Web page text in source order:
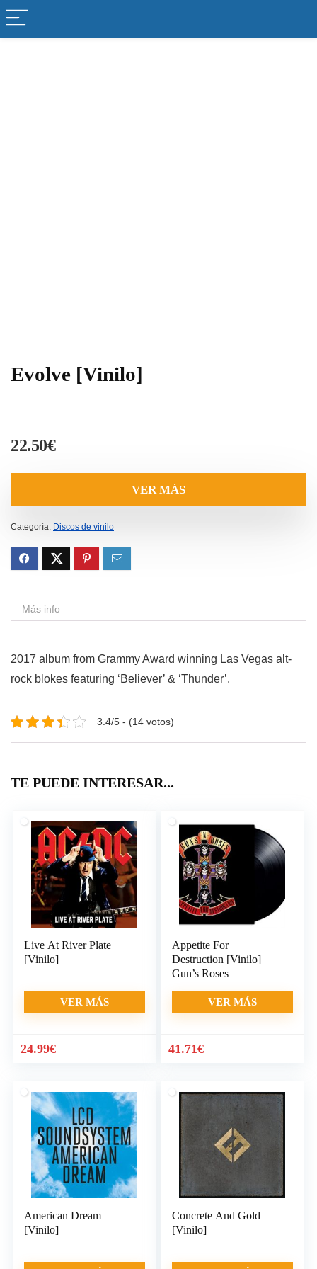
Evolve [Vinilo]
22.50€
VER MÁS
Categoría: Discos de vinilo
Más info
2017 album from Grammy Award winning Las Vegas alt-
rock blokes featuring ‘Believer’ & ‘Thunder’.
3.4/5 - (14 votos)
TE PUEDE INTERESAR...
Live At River Plate
[Vinilo]
VER MÁS
24.99€
Appetite For
Destruction [Vinilo]
Gun’s Roses
VER MÁS
41.71€
American Dream
[Vinilo]
Concrete And Gold
[Vinilo]